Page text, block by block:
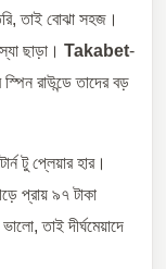
তাই বোঝা সহজ।
ছাড়া। Takabet-
রাউন্ডে তাদের বড়
টু প্লেয়ার হার।
প্রায় ৯৭ টাকা
তাই দীর্ঘমেয়াদে